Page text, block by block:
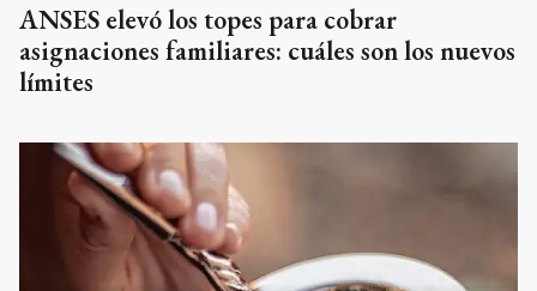
ANSES elevó los topes para cobrar
asignaciones familiares: cuáles son los nuevos
límites